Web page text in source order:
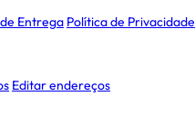
Entrega Política de Privacidade
Editar endereços